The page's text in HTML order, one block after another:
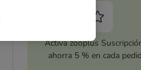
Activa zooplus
ahorra 5 % en cada